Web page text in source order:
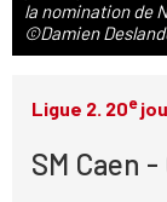
la nomination de
©Damien
Ligue 2. 20e
SM Caen